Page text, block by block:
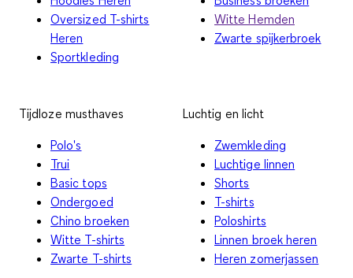
Oversized T-shirts
Heren
Sportkleding
Witte Hemden
Zwarte spijkerbroek
Tijdloze musthaves
Polo's
Trui
Basic tops
Ondergoed
Chino broeken
Witte T-shirts
Zwarte T-shirts
Luchtig en licht
Zwemkleding
Luchtige linnen
Shorts
T-shirts
Poloshirts
Linnen broek heren
Heren zomerjassen